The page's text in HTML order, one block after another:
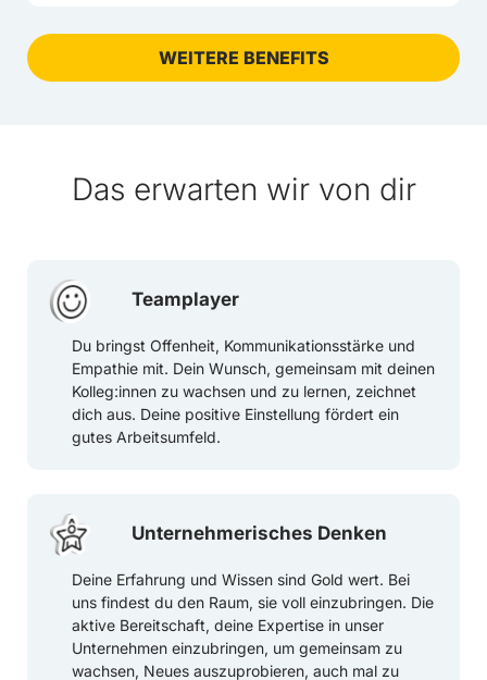
WEITERE BENEFITS
Das erwarten wir von dir
Teamplayer
Du bringst Offenheit, Kommunikationsstärke und
Empathie mit. Dein Wunsch, gemeinsam mit deinen
Kolleg:innen zu wachsen und zu lernen, zeichnet
dich aus. Deine positive Einstellung fördert ein
gutes Arbeitsumfeld.
Unternehmerisches Denken
Deine Erfahrung und Wissen sind Gold wert. Bei
uns findest du den Raum, sie voll einzubringen. Die
aktive Bereitschaft, deine Expertise in unser
Unternehmen einzubringen, um gemeinsam zu
wachsen, Neues auszuprobieren, auch mal zu